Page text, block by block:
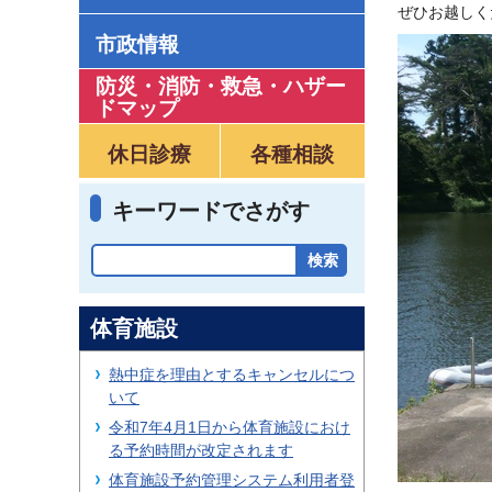
市政情報
防災・消防・救急 ・ハザー
ドマップ
休日診療
各種相談
キーワードでさがす
ぜひお越し
体育施設
熱中症を理由とするキャンセルにつ
いて
令和7年4月1日から体育施設におけ
る予約時間が改定されます
体育施設予約管理システム利用者登